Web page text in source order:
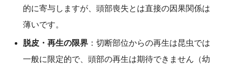
的に寄与しますが、頭部喪失とは直接の因果関係は
薄いです。
脱皮・再生の限界 ：切断部位からの再生は昆虫では
一般に限定的で、頭部の再生は期待できません（幼